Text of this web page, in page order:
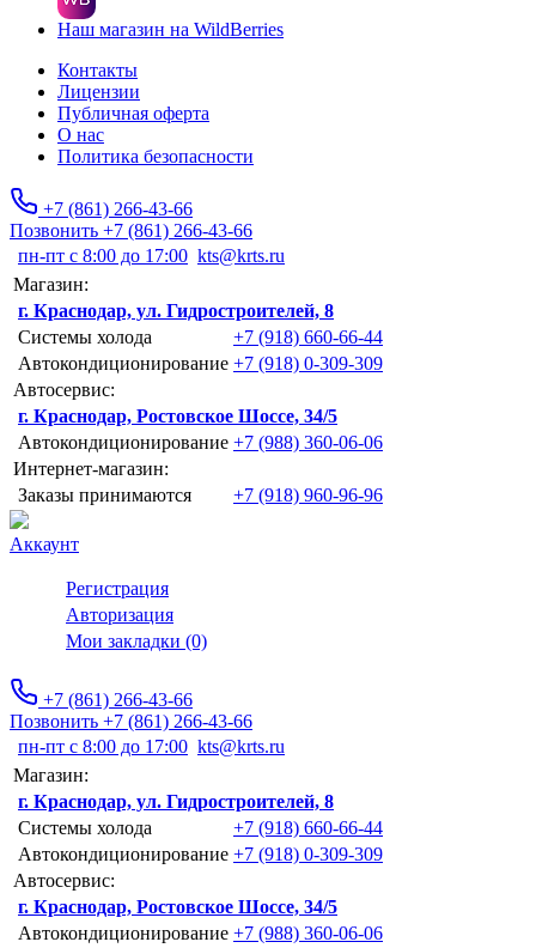
Наш магазин на WildBerries
Контакты
Лицензии
Публичная оферта
О нас
Политика безопасности
+7 (861) 266-43-66
Позвонить +7 (861) 266-43-66
пн-пт с 8:00 до 17:00 kts@krts.ru
Магазин:
г. Краснодар, ул. Гидростроителей, 8
Системы холода
+7 (918) 660-66-44
Автокондиционирование +7 (918) 0-309-309
Автосервис:
г. Краснодар, Ростовское Шоссе, 34/5
Автокондиционирование +7 (988) 360-06-06
Интернет-магазин:
Заказы принимаются
+7 (918) 960-96-96
Аккаунт
Регистрация
Авторизация
Мои закладки (0)
+7 (861) 266-43-66
Позвонить +7 (861) 266-43-66
пн-пт с 8:00 до 17:00 kts@krts.ru
Магазин:
г. Краснодар, ул. Гидростроителей, 8
Системы холода
+7 (918) 660-66-44
Автокондиционирование +7 (918) 0-309-309
Автосервис:
г. Краснодар, Ростовское Шоссе, 34/5
Автокондиционирование +7 (988) 360-06-06